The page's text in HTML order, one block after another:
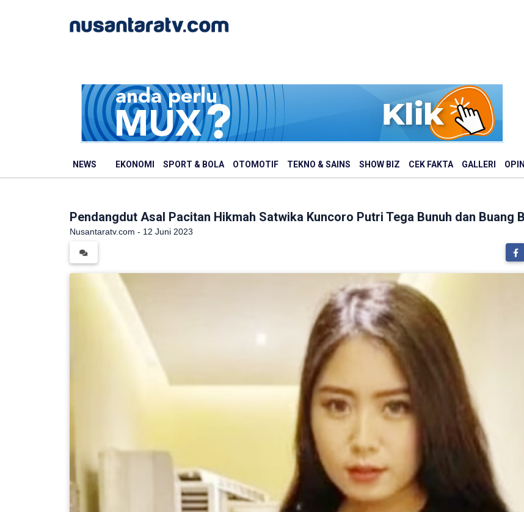
NEWS EKONOMI SPORT & BOLA OTOMOTIF TEKNO & SAINS SHOW BIZ CEK FAKTA GALLERI OPINI
Pendangdut Asal Pacitan Hikmah Satwika Kuncoro Putri Tega Bunuh dan Buang
Nusantaratv.com - 12 Juni 2023